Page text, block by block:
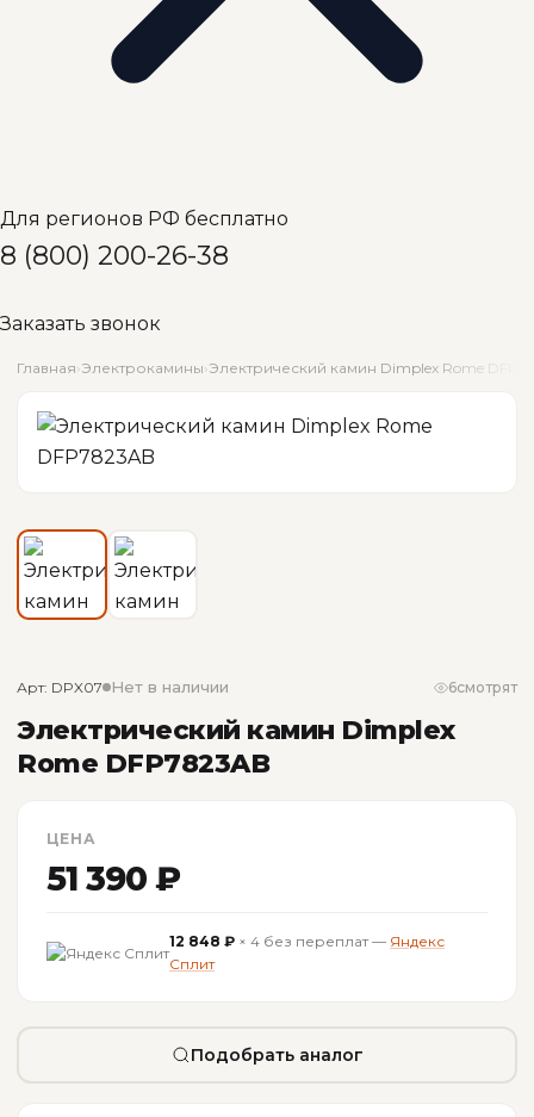
Для регионов РФ бесплатно
8 (800) 200-26-38
Заказать звонок
Главная›Электрокамины›Электрический камин Dimplex Rome
Арт: DPX07 Нет в наличии 6смотрят
Электрический камин Dimplex
Rome DFP7823AB
ЦЕНА
51 390 ₽
12 848 ₽ × 4 без переплат — Яндекс
Сплит
Подобрать аналог